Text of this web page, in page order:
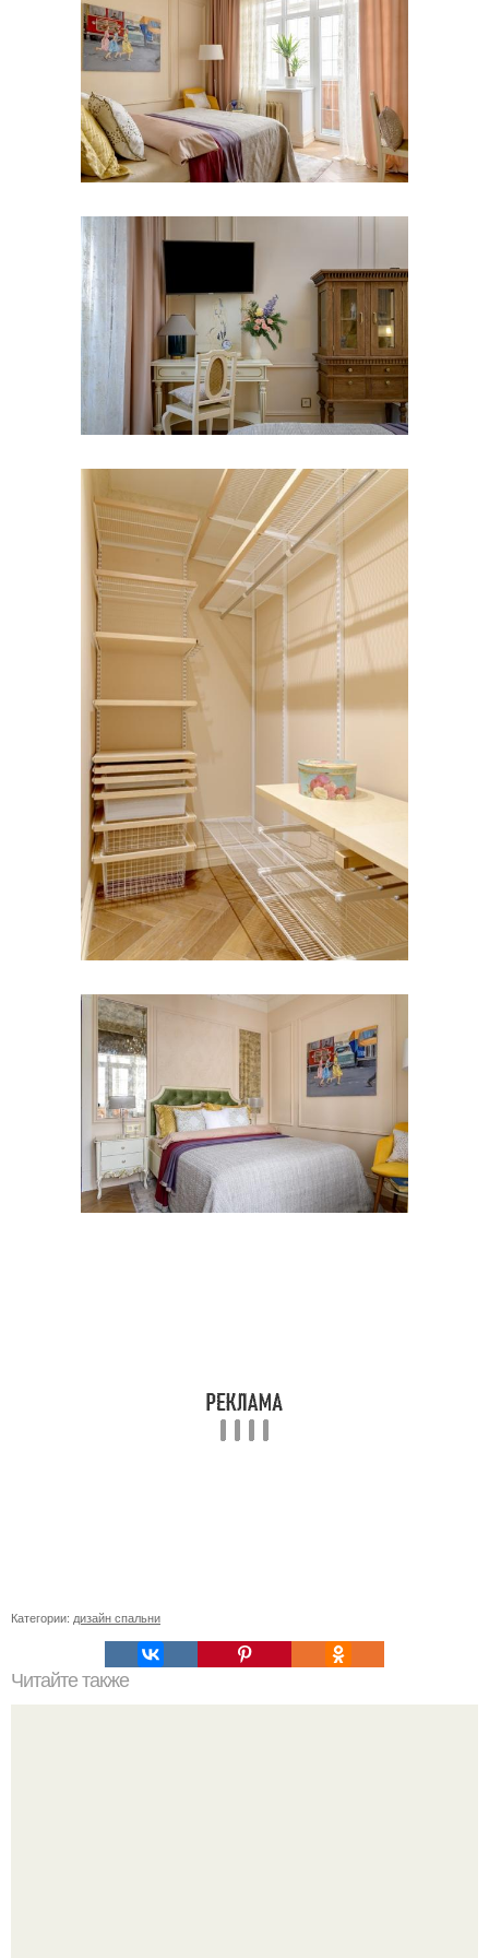
Категории: дизайн спальни
Читайте также